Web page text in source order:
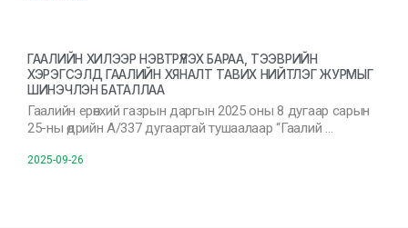
ГААЛИЙН ХИЛЭЭР НЭВТРҮҮЛЭХ БАРАА, ТЭЭВРИЙН
ХЭРЭГСЭЛД ГААЛИЙН ХЯНАЛТ ТАВИХ НИЙТЛЭГ ЖУРМЫГ
ШИНЭЧЛЭН БАТАЛЛАА
Гаалийн ерөнхий газрын даргын 2025 оны 8 дугаар сарын
25-ны өдрийн А/337 дугаартай тушаалаар “Гаалий …
2025-09-26